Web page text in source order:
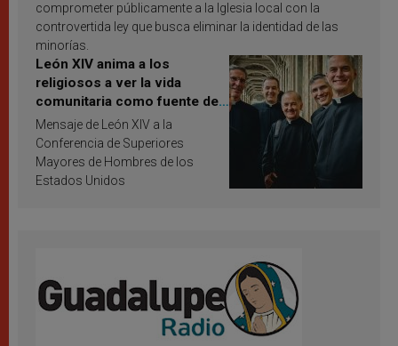
comprometer públicamente a la Iglesia local con la
controvertida ley que busca eliminar la identidad de las
minorías.
León XIV anima a los
religiosos a ver la vida
comunitaria como fuente de
inspiración y santificación
Mensaje de León XIV a la
Conferencia de Superiores
Mayores de Hombres de los
Estados Unidos